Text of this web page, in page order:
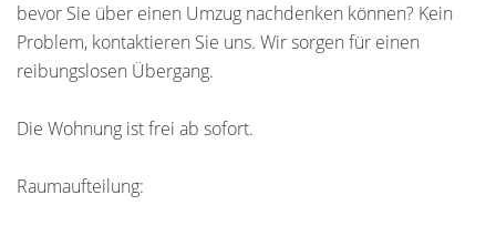
bevor Sie über einen Umzug nachdenken können? Kein
Problem, kontaktieren Sie uns. Wir sorgen für einen
reibungslosen Übergang.
Die Wohnung ist frei ab sofort.
Raumaufteilung: